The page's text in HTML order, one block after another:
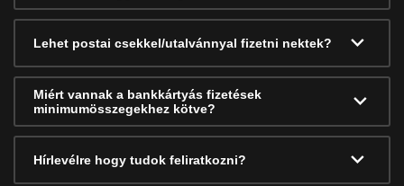
Lehet postai csekkel/utalvánnyal fizetni nektek?
Miért vannak a bankkártyás fizetések
minimumösszegekhez kötve?
Hírlevélre hogy tudok feliratkozni?